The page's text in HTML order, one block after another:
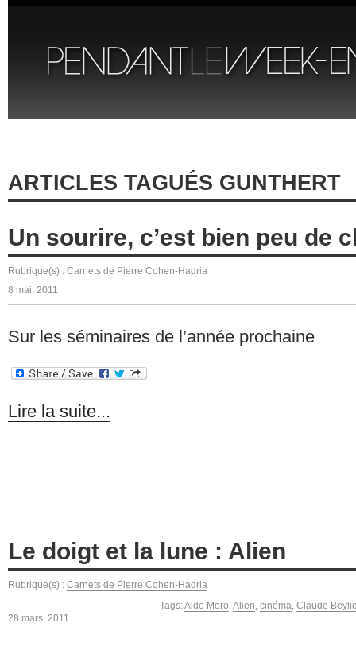
ARTICLES TAGUÉS GUNTHERT
Un sourire, c’est bien peu de
Rubrique(s) : Carnets de Pierre Cohen-Hadria
8 mai, 2011
Sur les séminaires de l’année prochaine
Lire la suite...
Le doigt et la lune : Alien
Rubrique(s) : Carnets de Pierre Cohen-Hadria
Tags:Aldo Moro Alien cinéma Claude
28 mars, 2011